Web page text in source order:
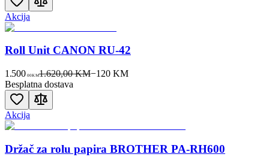
Akcija
Roll Unit CANON RU-42
1.500 00KM1.620,00 KM−120KM
Besplatna dostava
Akcija
Držač za rolu papira BROTHER PA-RH600